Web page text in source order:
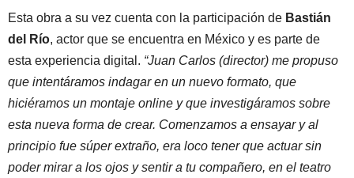
Esta obra a su vez cuenta con la participación de Bastián
del Río, actor que se encuentra en México y es parte de
esta experiencia digital. “Juan Carlos (director) me propuso
que intentáramos indagar en un nuevo formato, que
hiciéramos un montaje online y que investigáramos sobre
esta nueva forma de crear. Comenzamos a ensayar y al
principio fue súper extraño, era loco tener que actuar sin
poder mirar a los ojos y sentir a tu compañero, en el teatro